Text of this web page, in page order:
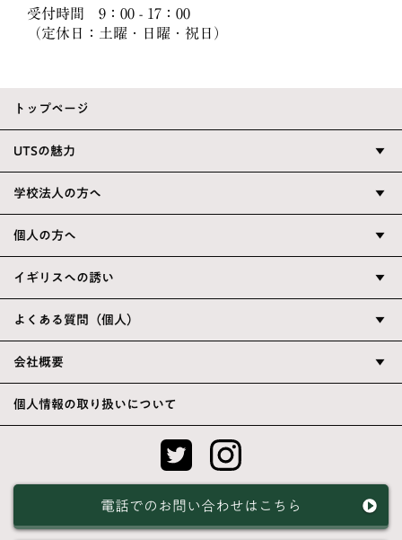
受付時間 9：00 - 17：00
（定休日：土曜・日曜・祝日）
トップページ
UTSの魅力 ▼
学校法人の方へ ▼
個人の方へ ▼
イギリスへの誘い ▼
よくある質問（個人） ▼
会社概要 ▼
個人情報の取り扱いについて
電話でのお問い合わせはこちら